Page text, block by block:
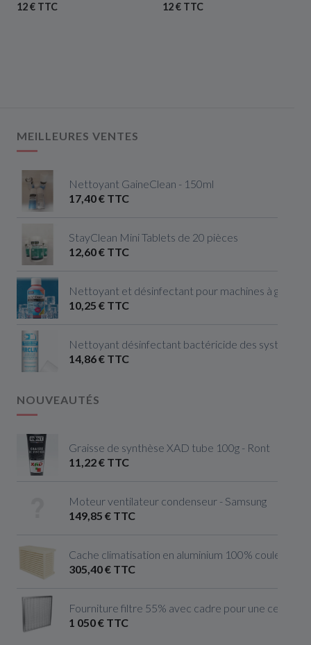
12 € TTC
12 € TTC
MEILLEURES VENTES
Nettoyant GaineClean - 150ml
17,40 € TTC
StayClean Mini Tablets de 20 pièces
12,60 € TTC
Nettoyant et désinfectant pour machines à
10,25 € TTC
Nettoyant désinfectant bactéricide des systèmes
14,86 € TTC
NOUVEAUTÉS
Graisse de synthèse XAD tube 100g - Ront
11,22 € TTC
Moteur ventilateur condenseur - Samsung
149,85 € TTC
Cache climatisation en aluminium 100% couleur
305,40 € TTC
Fourniture filtre 55% avec cadre pour une
1 050 € TTC